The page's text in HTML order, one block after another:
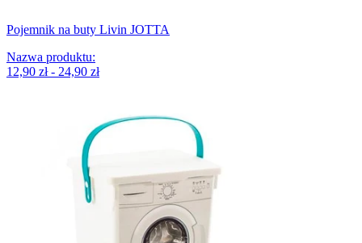
Pojemnik na buty Livin JOTTA
Nazwa produktu:
12,90 zł - 24,90 zł